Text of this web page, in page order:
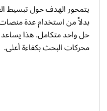
يتمحور الهدف حول تبسيط
بدلاً من استخدام عدة
حل واحد متكامل. هذا
محركات البحث بكفاءة أعلى.